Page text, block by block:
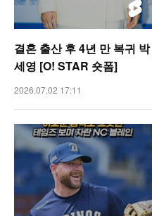
결혼 출산 후 4년 만 복귀 박
세영 [O! STAR 숏폼]
2026.07.02 17:11